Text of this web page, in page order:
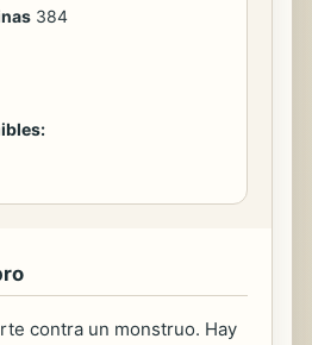
384
contra un monstruo. Hay